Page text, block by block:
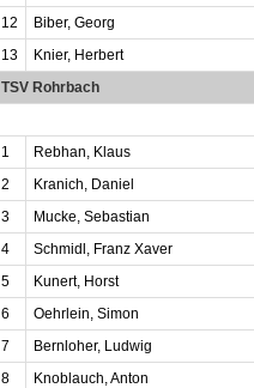
12
Biber, Georg
13
Knier, Herbert
TSV Rohrbach
1
Rebhan, Klaus
2
Kranich, Daniel
3
Mucke, Sebastian
4
Schmidl, Franz Xaver
5
Kunert, Horst
6
Oehrlein, Simon
7
Bernloher, Ludwig
8
Knoblauch, Anton